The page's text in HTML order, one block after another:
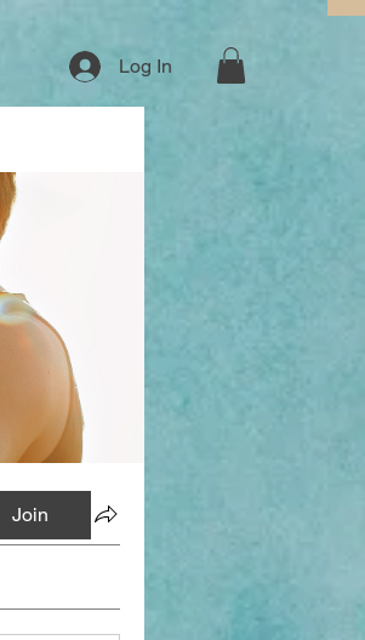
Log In
Join